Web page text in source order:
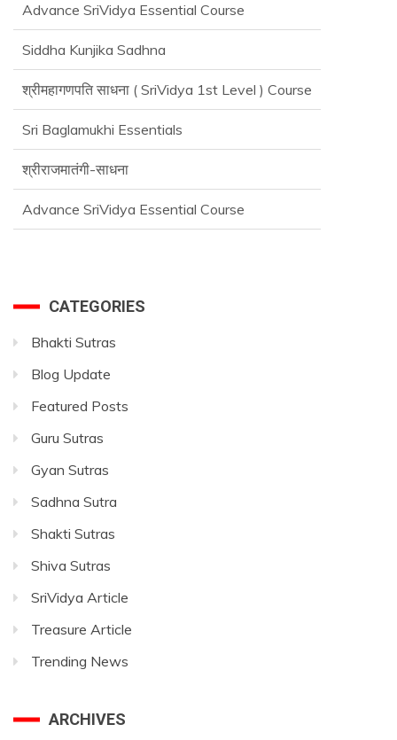
Siddha Kunjika Sadhna
श्रीमहागणपति साधना ( SriVidya 1st Level ) Course
Sri Baglamukhi Essentials
श्रीराजमातंगी-साधना
Advance SriVidya Essential Course
CATEGORIES
Bhakti Sutras
Blog Update
Featured Posts
Guru Sutras
Gyan Sutras
Sadhna Sutra
Shakti Sutras
Shiva Sutras
SriVidya Article
Treasure Article
Trending News
ARCHIVES